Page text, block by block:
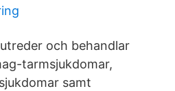
och behandlar
tarmsjukdomar,
samt